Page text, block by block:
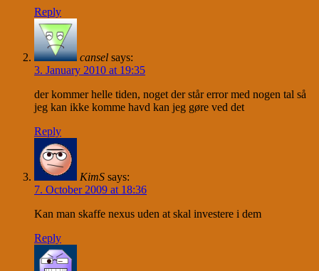
Reply
cansel says:
3. January 2010 at 19:35
der kommer helle tiden, noget der står error med nogen tal så
jeg kan ikke komme havd kan jeg gøre ved det
Reply
KimS says:
7. October 2009 at 18:36
Kan man skaffe nexus uden at skal investere i dem
Reply